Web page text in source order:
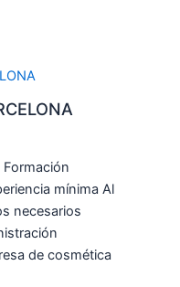
mínima Al
necesarios
de cosmética